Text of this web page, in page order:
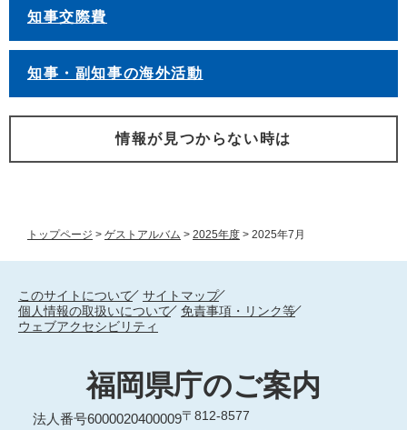
トップページ > ゲストアルバム > 2025年度 > 2025年7月
知事交際費
知事・副知事の海外活動
情報が見つからない時は
このサイトについて
サイトマップ
個人情報の取扱いについて
免責事項・リンク等
ウェブアクセシビリティ
福岡県庁のご案内
法人番号6000020400009〒812-8577